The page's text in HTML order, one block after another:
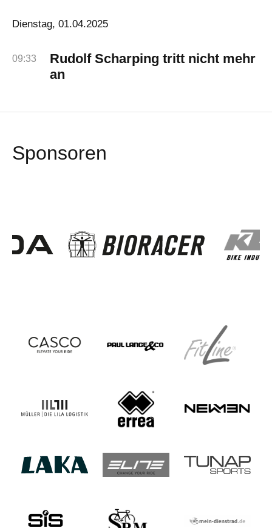
Dienstag, 01.04.2025
09:33
Rudolf Scharping tritt nicht mehr
an
Sponsoren